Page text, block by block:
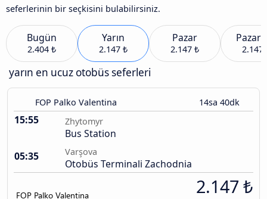
seferlerinin bir seçkisini bulabilirsiniz.
Bugün
2.404 ₺
Yarın
2.147 ₺
Pazar
2.147 ₺ 2.147
yarın en ucuz otobüs seferleri
FOP Palko Valentina 14sa 40dk
15:55 Zhytomyr
Bus Station
05:35
Varşova
Otobüs Terminali Zachodnia
2.147 ₺